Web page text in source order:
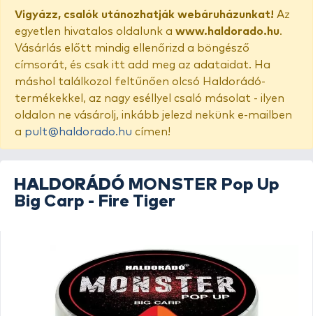
Vigyázz, csalók utánozhatják webáruházunkat! Az
egyetlen hivatalos oldalunk a www.haldorado.hu.
Vásárlás előtt mindig ellenőrizd a böngésző
címsorát, és csak itt add meg az adataidat. Ha
máshol találkozol feltűnően olcsó Haldorádó-
termékekkel, az nagy eséllyel csaló másolat - ilyen
oldalon ne vásárolj, inkább jelezd nekünk e-mailben
a pult@haldorado.hu címen!
HALDORÁDÓ MONSTER Pop Up
Big Carp - Fire Tiger